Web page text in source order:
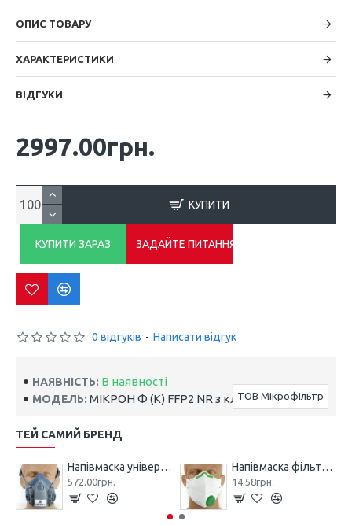
ОПИС ТОВАРУ
ХАРАКТЕРИСТИКИ
ВІДГУКИ
НАЯВНІСТЬ: В наявності
МОДЕЛЬ: МІКРОН Ф (К) FFP2 NR з клапаномТОВ Мікрофільтр
0 відгуків - Написати відгук
2997.00грн.
КУПИТИ
КУПИТИ ЗАРАЗ ЗАДАЙТЕ ПИТАННЯ
ТЕЙ САМИЙ БРЕНД
Напівмаска універсальна МІКРОН НМ
572.00грн.
Напівмаска фільтрувальна МІКРОН (К) FFP1 NR з клапаном
14.58грн.